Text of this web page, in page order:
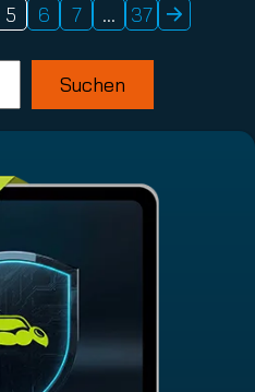
5 6 7 …
37
Suchen